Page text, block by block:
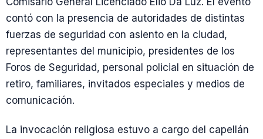
contó con la presencia de autoridades de distintas
fuerzas de seguridad con asiento en la ciudad,
representantes del municipio, presidentes de los
Foros de Seguridad, personal policial en situación de
retiro, familiares, invitados especiales y medios de
comunicación.
La invocación religiosa estuvo a cargo del capellán